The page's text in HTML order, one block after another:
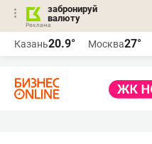
забронируй
валюту
Казань20.9° Москва27°